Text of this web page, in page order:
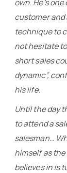
own. He’s
customer and
technique to
not hesitate
short sales
dynamic”,
his life.
Until the day
to attend a
salesman…
himself as
believes in is